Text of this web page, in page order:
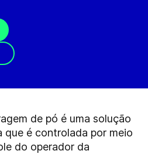
de pó é uma solução
é controlada por meio
do operador da